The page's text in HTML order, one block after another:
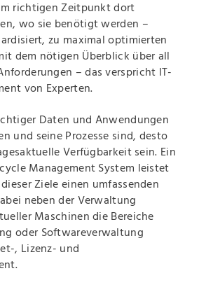
richtigen Zeitpunkt dort
wo sie benötigt werden –
zu maximal optimierten
dem nötigen Überblick über all
– das verspricht IT-
von Experten.
Daten und Anwendungen
und seine Prozesse sind, desto
Verfügbarkeit sein. Ein
Management System leistet
Ziele einen umfassenden
neben der Verwaltung
Maschinen die Bereiche
oder Softwareverwaltung
, Lizenz- und